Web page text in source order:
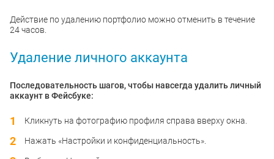
Действие по удалению портфолио можно отменить в течение
24 часов.
Удаление личного аккаунта
Последовательность шагов, чтобы навсегда удалить личный
аккаунт в Фейсбуке:
Кликнуть на фотографию профиля справа вверху окна.
Нажать «Настройки и конфиденциальность».